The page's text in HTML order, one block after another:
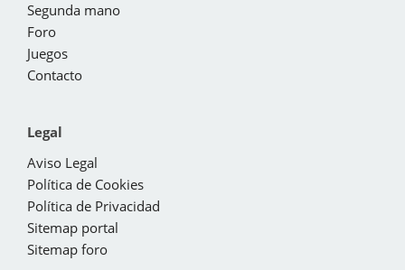
Segunda mano
Foro
Juegos
Contacto
Legal
Aviso Legal
Política de Cookies
Política de Privacidad
Sitemap portal
Sitemap foro